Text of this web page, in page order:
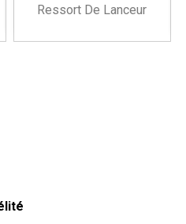
Ressort De Lanceur